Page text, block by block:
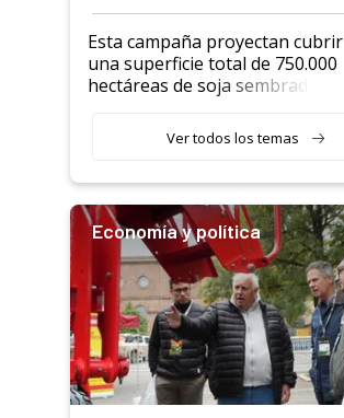
Esta campaña proyectan cubrir
una superficie total de 750.000
hectáreas de soja sembradas
variedades que marcan un
salto tecnológico en genética y
Ver todos los temas
Economía y política